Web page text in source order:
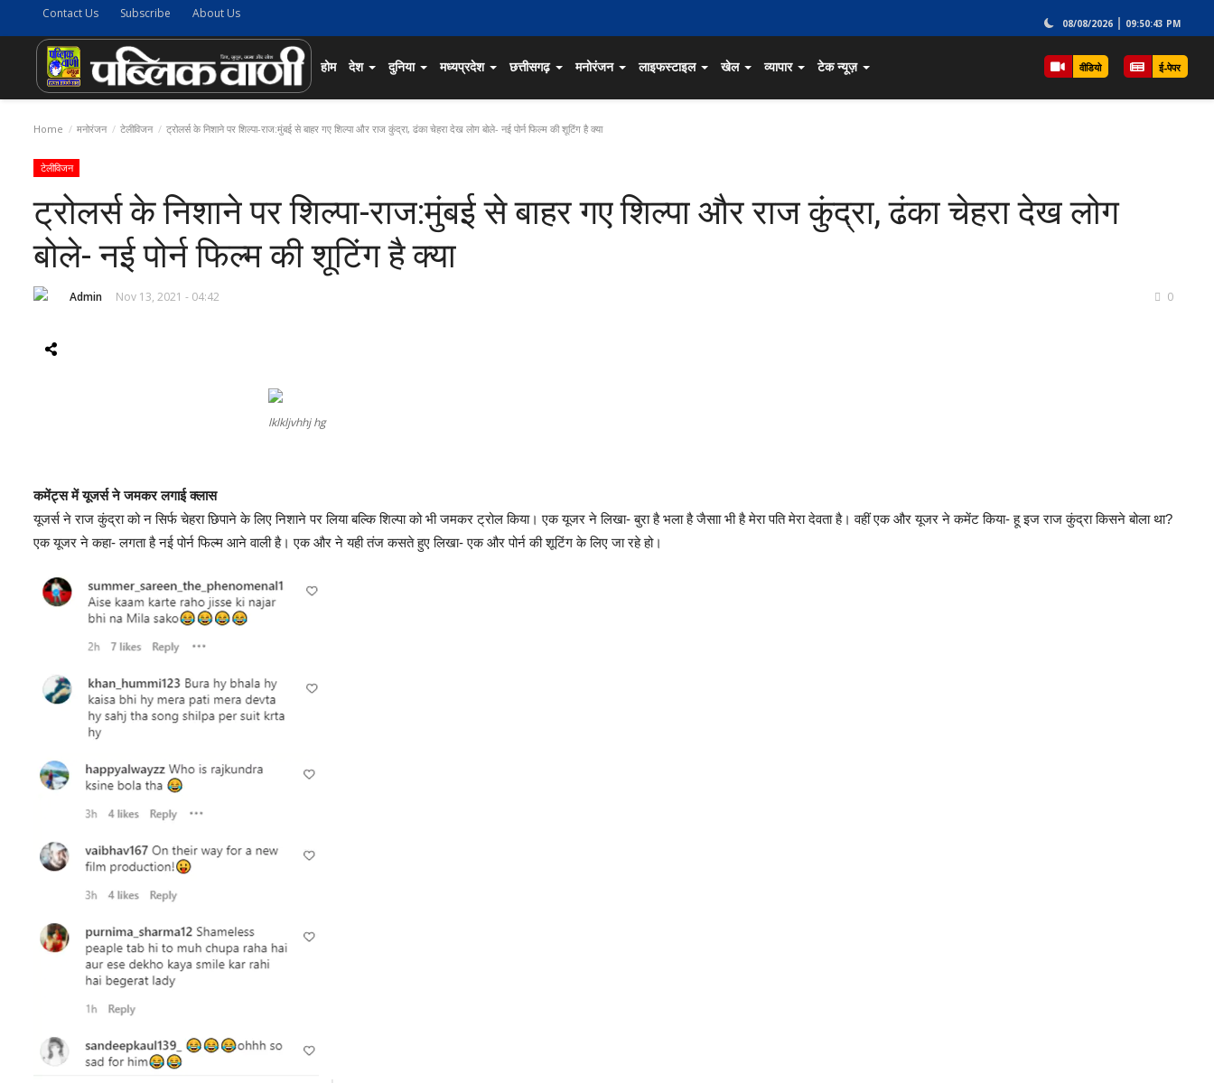
Contact Us Subscribe About Us
08/08/2026 09:50:43 PM
होम देश दुनिया मध्यप्रदेश छत्तीसगढ़ मनोरंजन लाइफस्टाइल खेल व्यापार टेक न्यूज़ वीडियो ई-पेपर
Home मनोरंजन टेलीविजन ट्रोलर्स के निशाने पर शिल्पा-राज:मुंबई से बाहर गए शिल्पा और राज कुंद्रा, ढंका चेहरा देख लोग बोले- नई पोर्न फिल्म की शूटिंग है क्या
टेलीविजन
ट्रोलर्स के निशाने पर शिल्पा-राज:मुंबई से बाहर गए शिल्पा और राज कुंद्रा, ढंका चेहरा देख लोग
बोले- नई पोर्न फिल्म की शूटिंग है क्या
Admin Nov 13, 2021 - 04:42 0
lklkljvhhj hg
कमेंट्स में यूजर्स ने जमकर लगाई क्लास
यूजर्स ने राज कुंद्रा को न सिर्फ चेहरा छिपाने के लिए निशाने पर लिया बल्कि शिल्पा को भी जमकर ट्रोल किया। एक यूजर ने लिखा- बुरा है भला है जैसाा भी है मेरा पति मेरा देवता है। वहीं एक और यूजर ने कमेंट किया- हू इज राज कुंद्रा किसने बोला था?
एक यूजर ने कहा- लगता है नई पोर्न फिल्म आने वाली है। एक और ने यही तंज कसते हुए लिखा- एक और पोर्न की शूटिंग के लिए जा रहे हो।